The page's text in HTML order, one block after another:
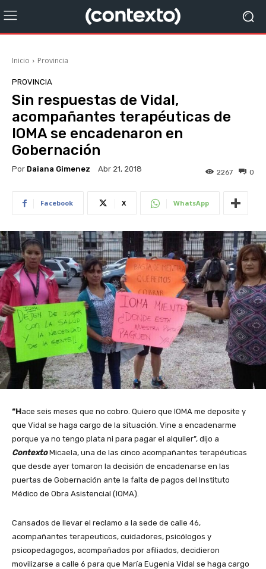
Inicio Provincia
PROVINCIA
Sin respuestas de Vidal,
acompañantes terapéuticas de
IOMA se encadenaron en
Gobernación
Por Daiana Gimenez Abr 21, 2018 0
2267
Facebook X WhatsApp
“Hace seis meses que no cobro. Quiero que IOMA me deposite y
que Vidal se haga cargo de la situación. Vine a encadenarme
porque ya no tengo plata ni para pagar el alquiler”, dijo a
ContextoMicaela, una de las cinco acompañantes terapéuticas
que desde ayer tomaron la decisión de encadenarse en las
puertas de Gobernación ante la falta de pagos del Instituto
Médico de Obra Asistencial (IOMA).
Cansados de llevar el reclamo a la sede de calle 46,
acompañantes terapeuticos, cuidadores, psicólogos y
psicopedagogos, acompañados por afiliados, decidieron
movilizarse a calle 6 para que María Eugenia Vidal se haga cargo